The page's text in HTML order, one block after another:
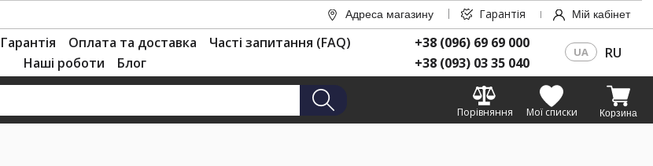
Адреса магазину Гарантія Мій кабінет
Гарантія Оплата та доставка
Часті запитання (FAQ)
Наші роботи
Блог
+38 (096) 69 69 000
+38 (093) 03 35 040
UA RU
Порівняння
Мої списки Корзина